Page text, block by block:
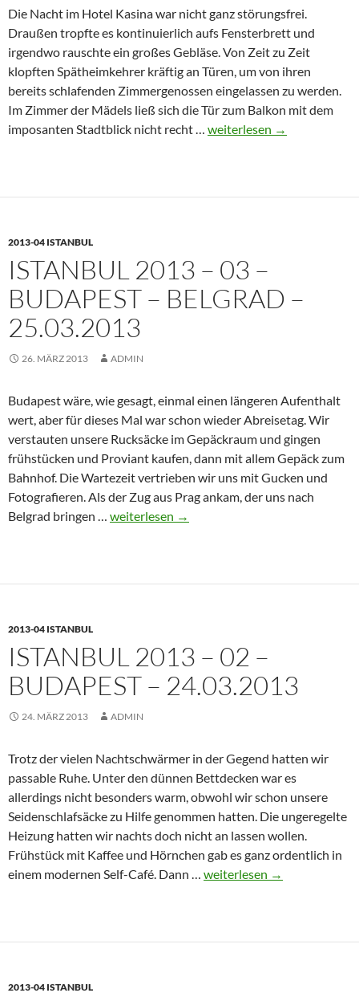
Die Nacht im Hotel Kasina war nicht ganz störungsfrei.
Draußen tropfte es kontinuierlich aufs Fensterbrett und
irgendwo rauschte ein großes Gebläse. Von Zeit zu Zeit
klopften Spätheimkehrer kräftig an Türen, um von ihren
bereits schlafenden Zimmergenossen eingelassen zu werden.
Im Zimmer der Mädels ließ sich die Tür zum Balkon mit dem
imposanten Stadtblick nicht recht … Istanbul
26.03.2013
weiterlesen →
2013-04 ISTANBUL
ISTANBUL 2013 – 03 –
BUDAPEST – BELGRAD –
25.03.2013
26. MÄRZ 2013 ADMIN
Budapest wäre, wie gesagt, einmal einen längeren Aufenthalt
wert, aber für dieses Mal war schon wieder Abreisetag. Wir
verstauten unsere Rucksäcke im Gepäckraum und gingen
frühstücken und Proviant kaufen, dann mit allem Gepäck zum
Bahnhof. Die Wartezeit vertrieben wir uns mit Gucken und
Fotografieren. Als der Zug aus Prag ankam, der uns nach
Belgrad bringen … Istanbul
Belgrad
–
25.03.2013
weiterlesen →
2013-04 ISTANBUL
ISTANBUL 2013 – 02 –
BUDAPEST – 24.03.2013
24. MÄRZ 2013 ADMIN
Trotz der vielen Nachtschwärmer in der Gegend hatten wir
passable Ruhe. Unter den dünnen Bettdecken war es
allerdings nicht besonders warm, obwohl wir schon unsere
Seidenschlafsäcke zu Hilfe genommen hatten. Die ungeregelte
Heizung hatten wir nachts doch nicht an lassen wollen.
Frühstück mit Kaffee und Hörnchen gab es ganz ordentlich in
einem modernen Self-Café. Dann … Istanbul
weiterlesen →
2013-04 ISTANBUL